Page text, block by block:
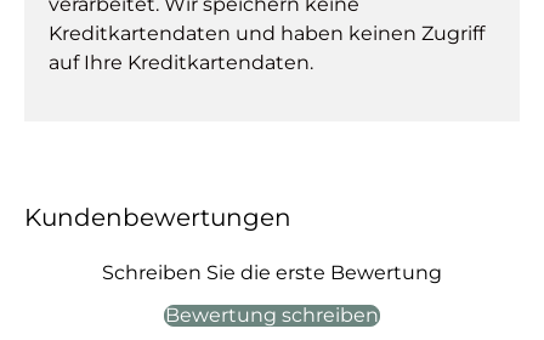
Kreditkartendaten und haben keinen Zugriff
auf Ihre Kreditkartendaten.
Kundenbewertungen
Schreiben Sie die erste Bewertung
Bewertung schreiben